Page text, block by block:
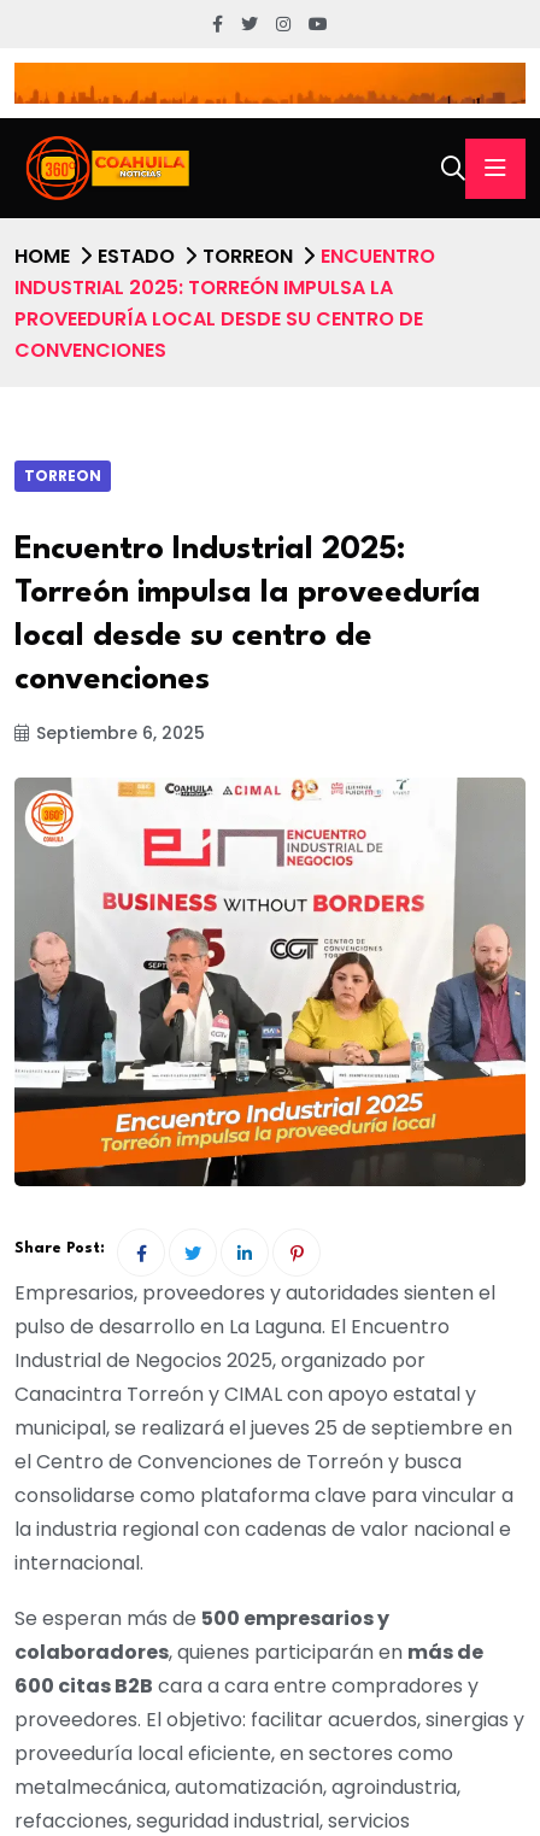
HOME ESTADO TORREON
ENCUENTRO
INDUSTRIAL 2025: TORREÓN IMPULSA LA
PROVEEDURÍA LOCAL DESDE SU CENTRO DE
CONVENCIONES
TORREON
Encuentro Industrial 2025:
Torreón impulsa la proveeduría
local desde su centro de
convenciones
Septiembre 6, 2025
Share Post:
Empresarios, proveedores y autoridades sienten el
pulso de desarrollo en La Laguna. El Encuentro
Industrial de Negocios 2025, organizado por
Canacintra Torreón y CIMAL con apoyo estatal y
municipal, se realizará el jueves 25 de septiembre en
el Centro de Convenciones de Torreón y busca
consolidarse como plataforma clave para vincular a
la industria regional con cadenas de valor nacional e
internacional.
Se esperan más de 500 empresarios y
colaboradores, quienes participarán en más de
600 citas B2B cara a cara entre compradores y
proveedores. El objetivo: facilitar acuerdos, sinergias y
proveeduría local eficiente, en sectores como
metalmecánica, automatización, agroindustria,
refacciones, seguridad industrial, servicios